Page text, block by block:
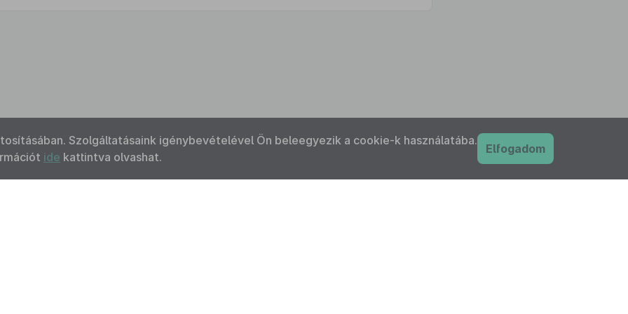
Szolgáltatásaink igénybevételével Ön beleegyezik a cookie-k használatába.
ide kattintva olvashat.
Elfogadom